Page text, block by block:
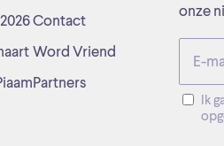
Contact
Word Vriend
Partners
onze
Ik